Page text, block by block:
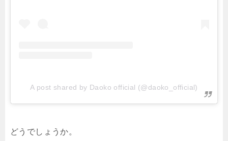
A post shared by Daoko official (@daoko_official)
どうでしょうか。